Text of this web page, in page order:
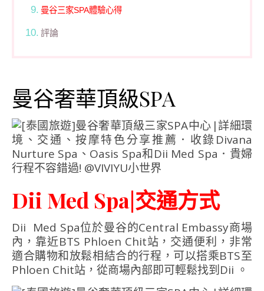
曼谷三家SPA體驗心得
評論
曼谷奢華頂級SPA
Dii Med Spa|交通方式
Dii Med Spa位於曼谷的Central Embassy商場
內，靠近BTS Phloen Chit站，交通便利，非常
適合購物和放鬆相結合的行程，可以搭乘BTS至
Phloen Chit站，從商場內部即可輕鬆找到Dii 。